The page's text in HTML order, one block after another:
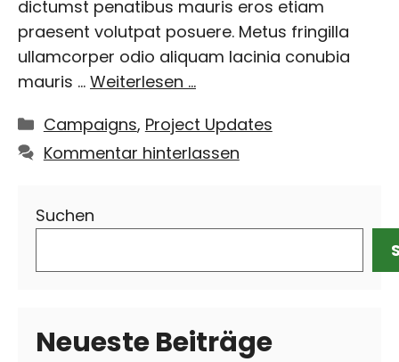
dictumst penatibus mauris eros etiam
praesent volutpat posuere. Metus fringilla
ullamcorper odio aliquam lacinia conubia
mauris … Weiterlesen …
Kategorien
Campaigns, Project Updates
Kommentar hinterlassen
Suchen
Neueste Beiträge